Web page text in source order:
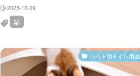
2025-10-29
猫
ペット用トイレ用品